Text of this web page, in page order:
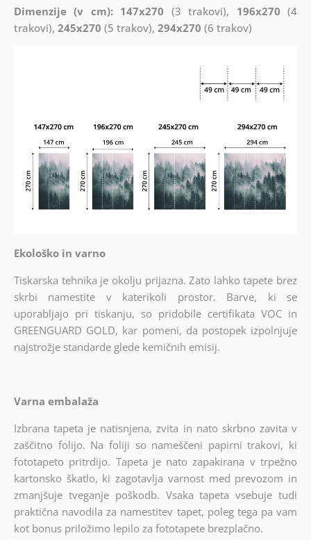
Dimenzije (v cm): 147x270 (3 trakovi), 196x270 (4
trakovi), 245x270 (5 trakov), 294x270 (6 trakov)
Ekološko in varno
Tiskarska tehnika je okolju prijazna. Zato lahko tapete brez
skrbi namestite v katerikoli prostor. Barve, ki se
uporabljajo pri tiskanju, so pridobile certifikata VOC in
GREENGUARD GOLD, kar pomeni, da postopek izpolnjuje
najstrožje standarde glede kemičnih emisij.
Varna embalaža
Izbrana tapeta je natisnjena, zvita in nato skrbno zavita v
zaščitno folijo. Na foliji so nameščeni papirni trakovi, ki
fototapeto pritrdijo. Tapeta je nato zapakirana v trpežno
kartonsko škatlo, ki zagotavlja varnost med prevozom in
zmanjšuje tveganje poškodb. Vsaka tapeta vsebuje tudi
praktična navodila za namestitev tapet, poleg tega pa vam
kot bonus priložimo lepilo za fototapete brezplačno.